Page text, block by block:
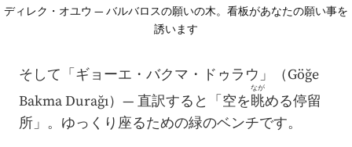
ディレク・オユウ — バルバロスの願いの木。看板があなたの願い事を
誘います
そして「ギョーエ・バクマ・ドゥラウ」（Göğe
Bakma Durağı）— 直訳すると「空を眺
なが
める停留
所」。ゆっくり座るための緑のベンチです。